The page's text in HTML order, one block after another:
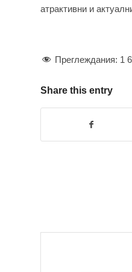
атрактивни и
Преглеждания: 1
Share this entry